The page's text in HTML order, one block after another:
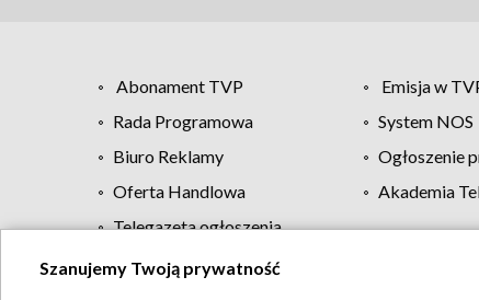
Abonament TVP Emisja w
Rada Programowa
System NOS
Biuro Reklamy
Ogłoszenie
Oferta Handlowa
Akademia
Telegazeta ogłoszenia
Szanujemy Twoją prywatność